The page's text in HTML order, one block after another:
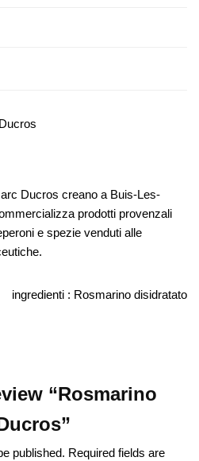
Ducros creano a Buis-Les-
prodotti provenzali
e spezie venduti alle
ingredienti : Rosmarino disidratato
“Rosmarino
published. Required fields are